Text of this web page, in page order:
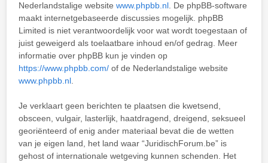
Nederlandstalige website www.phpbb.nl . De phpBB-software
maakt internetgebaseerde discussies mogelijk. phpBB
Limited is niet verantwoordelijk voor wat wordt toegestaan of
juist geweigerd als toelaatbare inhoud en/of gedrag. Meer
informatie over phpBB kun je vinden op
https://www.phpbb.com/ of de Nederlandstalige website
www.phpbb.nl
Je verklaart geen berichten te plaatsen die kwetsend,
obsceen, vulgair, lasterlijk, haatdragend, dreigend, seksueel
georiënteerd of enig ander materiaal bevat die de wetten
van je eigen land, het land waar “JuridischForum.be” is
gehost of internationale wetgeving kunnen schenden. Het